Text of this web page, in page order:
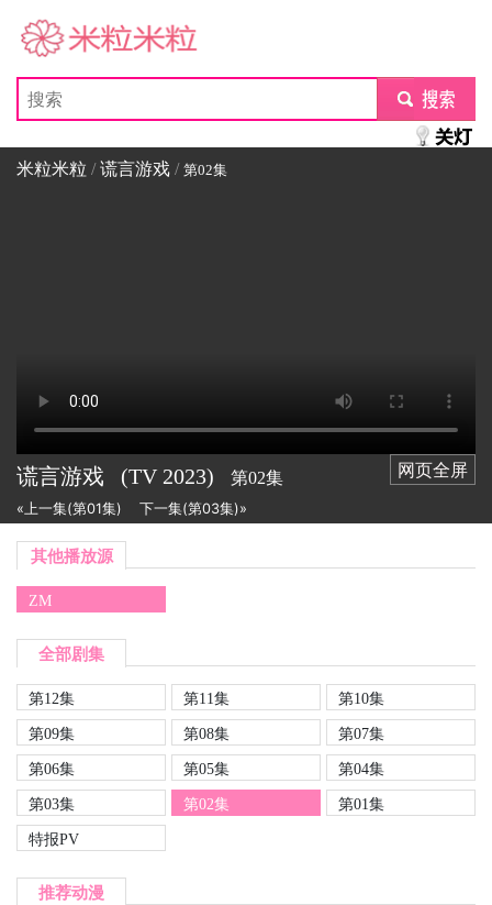
米粒米粒
submit
米粒米粒 /谎言游戏 / 第02集
网页全屏
谎言游戏 (TV 2023) 第02集
«上一集(第01集) 下一集(第03集)»
其他播放源
ZM
全部剧集
第12集 第11集
第10集
第09集
第08集
第07集
第06集
第05集
第04集
第03集
第02集
第01集
特报PV
推荐动漫